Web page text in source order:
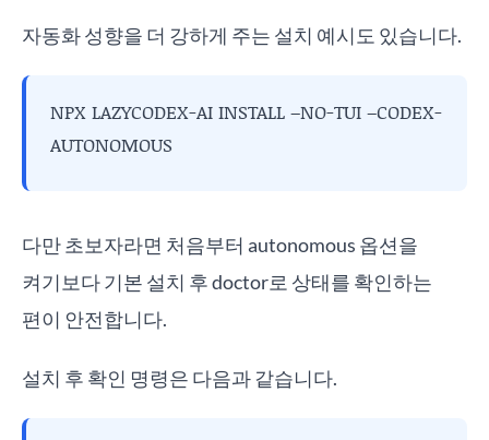
자동화 성향을 더 강하게 주는 설치 예시도 있습니다.
NPX LAZYCODEX-AI INSTALL –NO-TUI –CODEX-
AUTONOMOUS
다만 초보자라면 처음부터 autonomous 옵션을
켜기보다 기본 설치 후 doctor로 상태를 확인하는
편이 안전합니다.
설치 후 확인 명령은 다음과 같습니다.